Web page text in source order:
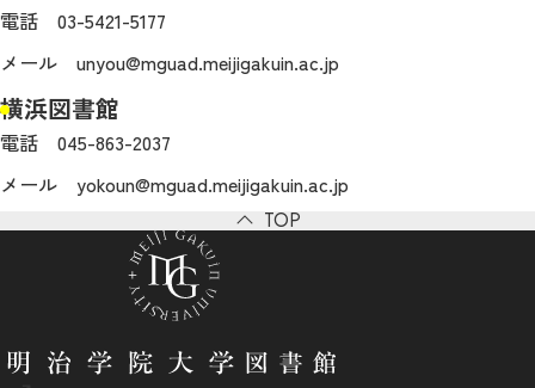
電話 03-5421-5177
メール unyou@mguad.meijigakuin.ac.jp
横浜図書館
電話 045-863-2037
メール yokoun@mguad.meijigakuin.ac.jp
TOP